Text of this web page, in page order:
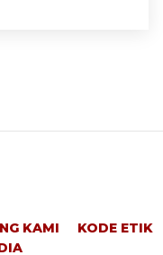
KAMI
KODE ETIK